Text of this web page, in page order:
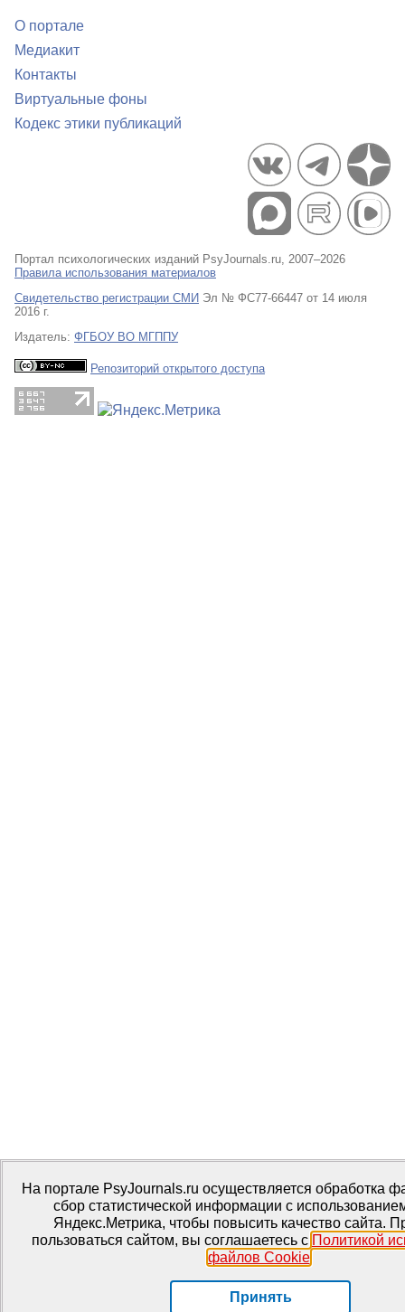
О портале
Медиакит
Контакты
Виртуальные фоны
Кодекс этики публикаций
Портал психологических изданий PsyJournals.ru, 2007–2026
Правила использования материалов
Свидетельство регистрации СМИ Эл № ФС77-66447 от 14 июля
2016 г.
Издатель: ФГБОУ ВО МГППУ
Репозиторий открытого доступа
На портале PsyJournals.ru осуществляется обработка
сбор статистической информации с
Яндекс.Метрика, чтобы повысить качество сайта.
пользоваться сайтом, вы соглашаетесь с Политикой
файлов Cookie.
Принять